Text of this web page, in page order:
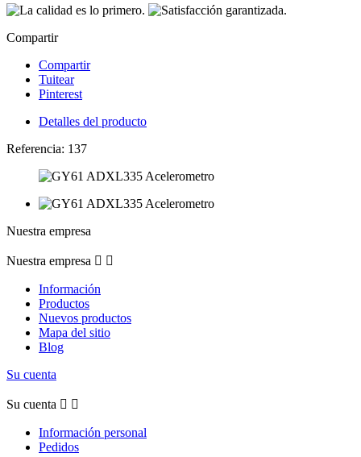
Compartir
Compartir
Tuitear
Pinterest
Detalles del producto
Referencia: 137
Nuestra empresa
Nuestra empresa  
Información
Productos
Nuevos productos
Mapa del sitio
Blog
Su cuenta
Su cuenta  
Información personal
Pedidos